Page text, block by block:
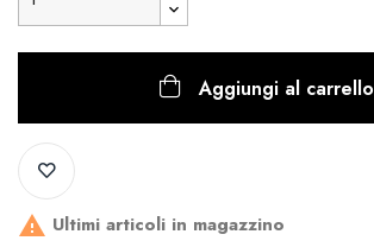
Aggiungi al carrello
 Ultimi articoli in magazzino